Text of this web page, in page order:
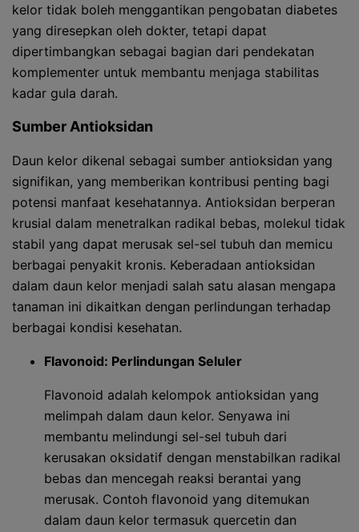
kelor tidak boleh menggantikan pengobatan diabetes
yang diresepkan oleh dokter, tetapi dapat
dipertimbangkan sebagai bagian dari pendekatan
komplementer untuk membantu menjaga stabilitas
kadar gula darah.
Sumber Antioksidan
Daun kelor dikenal sebagai sumber antioksidan yang
signifikan, yang memberikan kontribusi penting bagi
potensi manfaat kesehatannya. Antioksidan berperan
krusial dalam menetralkan radikal bebas, molekul tidak
stabil yang dapat merusak sel-sel tubuh dan memicu
berbagai penyakit kronis. Keberadaan antioksidan
dalam daun kelor menjadi salah satu alasan mengapa
tanaman ini dikaitkan dengan perlindungan terhadap
berbagai kondisi kesehatan.
Flavonoid: Perlindungan Seluler
Flavonoid adalah kelompok antioksidan yang
melimpah dalam daun kelor. Senyawa ini
membantu melindungi sel-sel tubuh dari
kerusakan oksidatif dengan menstabilkan radikal
bebas dan mencegah reaksi berantai yang
merusak. Contoh flavonoid yang ditemukan
dalam daun kelor termasuk quercetin dan